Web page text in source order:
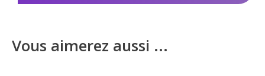
Vous aimerez aussi ...